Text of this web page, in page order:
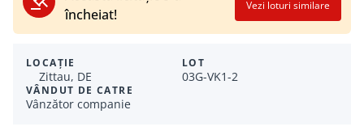
încheiat!
Vezi loturi similare
LOCAȚIE
Zittau, DE
VÂNDUT DE CATRE
Vânzător companie
LOT
03G-VK1-2